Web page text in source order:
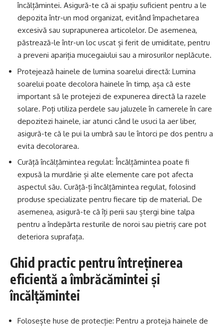
încălțămintei. Asigură-te că ai spațiu suficient pentru a le
depozita într-un mod organizat, evitând împachetarea
excesivă sau suprapunerea articolelor. De asemenea,
păstrează-le într-un loc uscat și ferit de umiditate, pentru
a preveni apariția mucegaiului sau a mirosurilor neplăcute.
Protejează hainele de lumina soarelui directă: Lumina
soarelui poate decolora hainele în timp, așa că este
important să le protejezi de expunerea directă la razele
solare. Poți utiliza perdele sau jaluzele în camerele în care
depozitezi hainele, iar atunci când le usuci la aer liber,
asigură-te că le pui la umbră sau le întorci pe dos pentru a
evita decolorarea.
Curăță încălțămintea regulat: Încălțămintea poate fi
expusă la murdărie și alte elemente care pot afecta
aspectul său. Curăță-ți încălțămintea regulat, folosind
produse specializate pentru fiecare tip de material. De
asemenea, asigură-te că îți perii sau ștergi bine talpa
pentru a îndepărta resturile de noroi sau pietriș care pot
deteriora suprafața.
Ghid practic pentru întreținerea
eficientă a îmbrăcămintei și
încălțămintei
Folosește huse de protecție: Pentru a proteja hainele de